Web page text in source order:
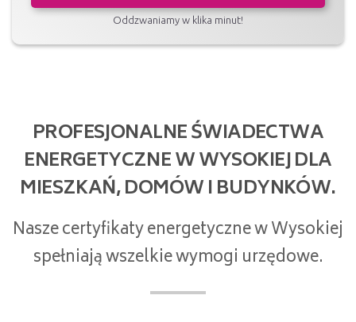
Oddzwaniamy w klika minut!
PROFESJONALNE ŚWIADECTWA
ENERGETYCZNE W WYSOKIEJ DLA
MIESZKAŃ, DOMÓW I BUDYNKÓW.
Nasze certyfikaty energetyczne w Wysokiej
spełniają wszelkie wymogi urzędowe.